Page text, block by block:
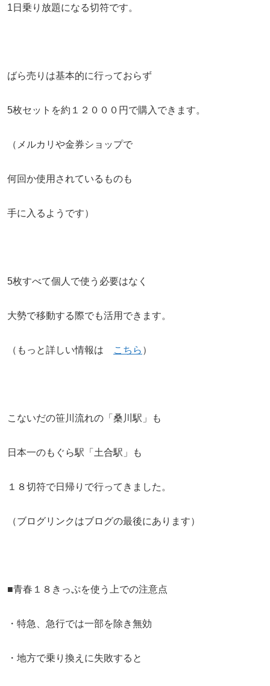
1日乗り放題になる切符です。
ばら売りは基本的に行っておらず
5枚セットを約１２０００円で購入できます。
（メルカリや金券ショップで
何回か使用されているものも
手に入るようです）
5枚すべて個人で使う必要はなく
大勢で移動する際でも活用できます。
（もっと詳しい情報は こちら ）
こないだの笹川流れの「桑川駅」も
日本一のもぐら駅「土合駅」も
１８切符で日帰りで行ってきました。
（ブログリンクはブログの最後にあります）
■青春１８きっぷを使う上での注意点
・特急、急行では一部を除き無効
・地方で乗り換えに失敗すると